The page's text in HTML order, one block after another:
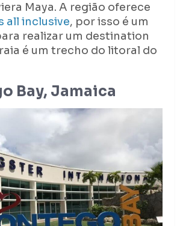
Maya. A região oferece
all inclusive, por isso é um
realizar um destination
é um trecho do litoral do
Bay, Jamaica